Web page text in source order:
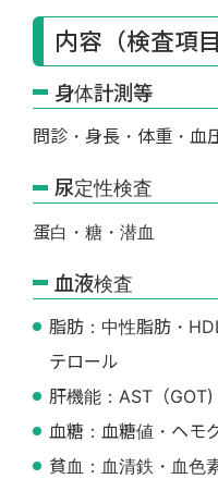
内容（検査項目
身体計測等
問診・身長・体重・血
尿定性検査
蛋白・糖・潜血
血液検査
脂肪：中性脂肪・
テロール
肝機能：AST（GOT)
血糖：血糖値・ヘモ
貧血：血清鉄・血色